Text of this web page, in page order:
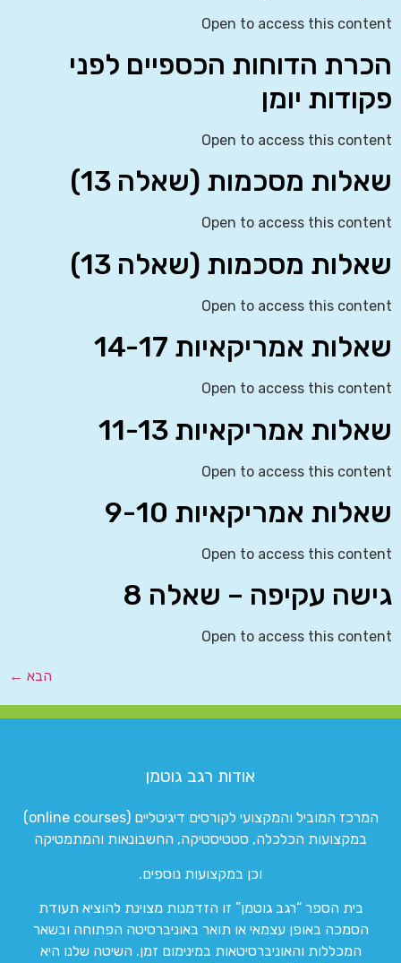
Open to access this content
הכרת הדוחות הכספיים לפני
פקודות יומן
Open to access this content
שאלות מסכמות (שאלה 13)
Open to access this content
שאלות מסכמות (שאלה 13)
Open to access this content
שאלות אמריקאיות 14-17
Open to access this content
שאלות אמריקאיות 11-13
Open to access this content
שאלות אמריקאיות 9-10
Open to access this content
גישה עקיפה – שאלה 8
Open to access this content
הבא ←
אודות רגב גוטמן
המרכז המוביל והמקצועי לקורסים דיגיטליים (online courses)
במקצועות הכלכלה, סטטיסטיקה, החשבונאות והמתמטיקה
וכן במקצועות נוספים.
בית הספר “רגב גוטמן” זו הזדמנות מצוינת להוציא תעודת
הסמכה באופן עצמאי או תואר באוניברסיטה הפתוחה ובשאר
המכללות והאוניברסיטאות במינימום זמן. השיטה שלנו היא